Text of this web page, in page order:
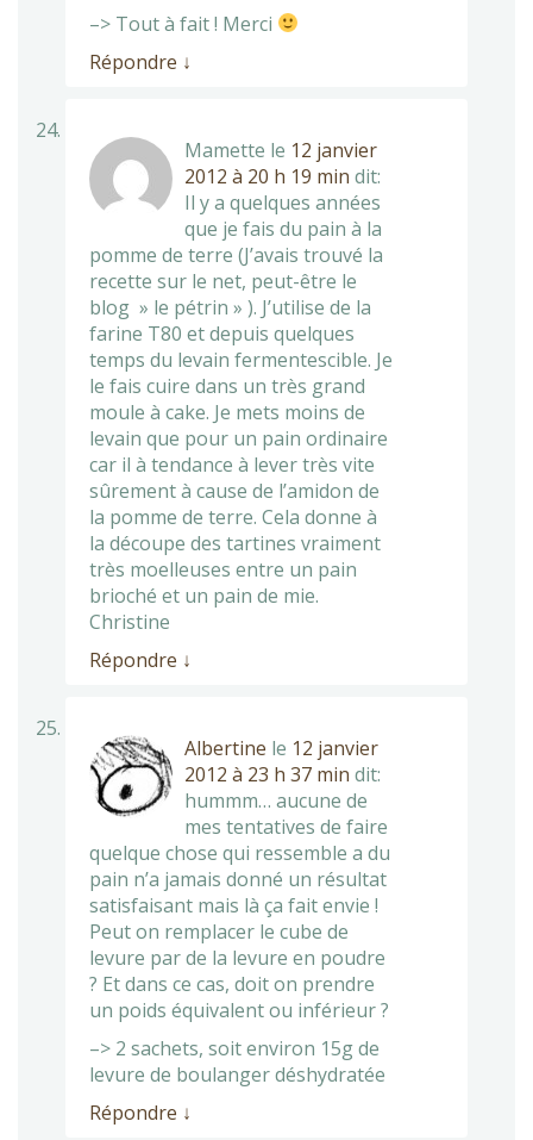
–> Tout à fait ! Merci
Répondre ↓
Mamette le 12 janvier
2012 à 20 h 19 min dit:
Il y a quelques années
que je fais du pain à la
pomme de terre (J’avais trouvé la
recette sur le net, peut-être le
blog » le pétrin » ). J’utilise de la
farine T80 et depuis quelques
temps du levain fermentescible. Je
le fais cuire dans un très grand
moule à cake. Je mets moins de
levain que pour un pain ordinaire
car il à tendance à lever très vite
sûrement à cause de l’amidon de
la pomme de terre. Cela donne à
la découpe des tartines vraiment
très moelleuses entre un pain
brioché et un pain de mie.
Christine
Répondre ↓
Albertine le 12 janvier
2012 à 23 h 37 min dit:
hummm… aucune de
mes tentatives de faire
quelque chose qui ressemble a du
pain n’a jamais donné un résultat
satisfaisant mais là ça fait envie !
Peut on remplacer le cube de
levure par de la levure en poudre
? Et dans ce cas, doit on prendre
un poids équivalent ou inférieur ?
–> 2 sachets, soit environ 15g de
levure de boulanger déshydratée
Répondre ↓